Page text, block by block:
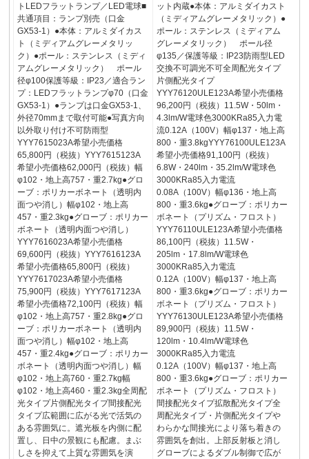
トLEDフラットランプ／LED電球■
共通項目：ランプ別売（口金
GX53-1）●本体：アルミダイカス
ト（ミディアムグレーメタリッ
ク）●ポール：ステンレス（ミディ
アムグレーメタリック） ポール
径φ100保護等級：IP23／適合ラン
プ：LEDフラットランプφ70（口金
GX53-1）●ランプは口金GX53-1、
外径70mmまで取付可能●写真方向
以外取り付け不可防雨型
YYY7615023A希望小売価格
65,800円（税抜）YYY7615123A
希望小売価格62,000円（税抜）幅
φ102・地上高757・重2.7kg●グロ
ーブ：ポリカーボネート（透明内
面つや消し）幅φ102・地上高
457・重2.3kg●グローブ：ポリカー
ボネート（透明内面つや消し）
YYY7616023A希望小売価格
69,600円（税抜）YYY7616123A
希望小売価格65,800円（税抜）
YYY7617023A希望小売価格
75,900円（税抜）YYY7617123A
希望小売価格72,100円（税抜）幅
φ102・地上高757・重2.8kg●グロ
ーブ：ポリカーボネート（透明内
面つや消し）幅φ102・地上高
457・重2.4kg●グローブ：ポリカー
ボネート（透明内面つや消し）幅
φ102・地上高760・重2.7kg幅
φ102・地上高460・重2.3kg全周配
光タイプ片側配光タイプ間接配光
タイプ広範囲に広がる光で活気の
ある雰囲気に。遮光板を内側に配
置し、日中の景観にも配慮。まぶ
しさを抑えて上質な雰囲気を演
ット内蔵●本体：アルミダイカスト
（ミディアムグレーメタリック）●
ポール：ステンレス（ミディアム
グレーメタリック） ポール径
φ135／保護等級：IP23防雨型LED
交換不可調光不可全周配光タイプ
片側配光タイプ
YYY76120ULE123A希望小売価格
96,200円（税抜）11.5W・50lm・
4.3lm/W電球色3000KRa85入力電
流0.12A（100V）幅φ137・地上高
800・重3.8kgYYY76100ULE123A
希望小売価格91,100円（税抜）
6.8W・240lm・35.2lm/W電球色
3000KRa85入力電流
0.08A（100V）幅φ136・地上高
800・重3.6kg●グローブ：ポリカー
ボネート（プリズム・フロスト）
YYY76110ULE123A希望小売価格
86,100円（税抜）11.5W・
205lm・17.8lm/W電球色
3000KRa85入力電流
0.12A（100V）幅φ137・地上高
800・重3.6kg●グローブ：ポリカー
ボネート（プリズム・フロスト）
YYY76130ULE123A希望小売価格
89,900円（税抜）11.5W・
120lm・10.4lm/W電球色
3000KRa85入力電流
0.12A（100V）幅φ137・地上高
800・重3.6kg●グローブ：ポリカー
ボネート（プリズム・フロスト）
間接配光タイプ拡散配光タイプ全
周配光タイプ・片側配光タイプや
わらかな間接光により落ち着きの
雰囲気を創出。上部反射板と消し
グローブによるダブル制御で広が